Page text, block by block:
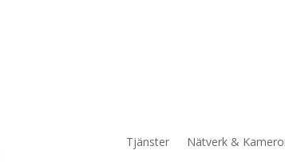
Tjänster Nätverk &